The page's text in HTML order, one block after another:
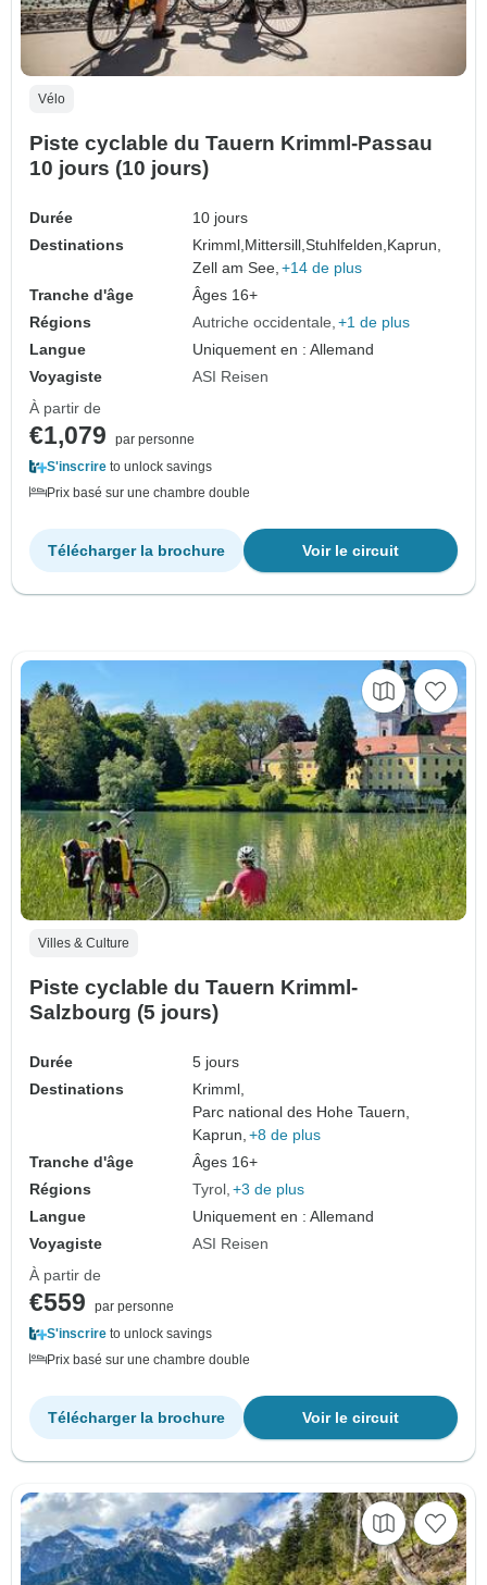
Vélo
Piste cyclable du Tauern Krimml-Passau
10 jours (10 jours)
Durée
10 jours
Destinations
Krimml, Mittersill,Stuhlfelden, Kaprun,
Zell am See, +14 de plus
Tranche d'âge
Âges 16+
Régions
Autriche occidentale +1 de plus
Langue
Uniquement en : Allemand
Voyagiste
ASI Reisen
À partir de
€1,079
par personne
S'inscrire to unlock savings
Prix basé sur une chambre double
Voir le circuit
Télécharger la brochure
Villes & Culture
Piste cyclable du Tauern Krimml-
Salzbourg (5 jours)
Durée
5 jours
Destinations
Krimml,
Parc national des Hohe Tauern,
Kaprun, +8 de plus
Tranche d'âge
Âges 16+
Régions
Tyrol +3 de plus
Langue
Uniquement en : Allemand
Voyagiste
ASI Reisen
À partir de
€559
par personne
S'inscrire to unlock savings
Prix basé sur une chambre double
Voir le circuit
Télécharger la brochure